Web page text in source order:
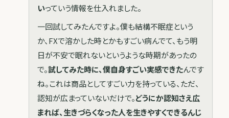
いっていう情報を仕入れました。
一回試してみたんですよ。僕も結構不眠症という
か、FXで溶かした時とかもすごい病んでて、もう明
日が不安で眠れないというような時期があったの
で。試してみた時に、僕自身すごい実感できたんです
ね。これは商品としてすごい力を持っている、ただ、
認知が広まっていないだけで。どうにか認知さえ広
まれば、生きづらくなった人を生きやすくできるんじ